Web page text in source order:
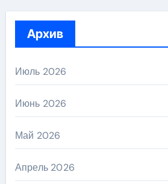
Архив
Июль 2026
Июнь 2026
Май 2026
Апрель 2026